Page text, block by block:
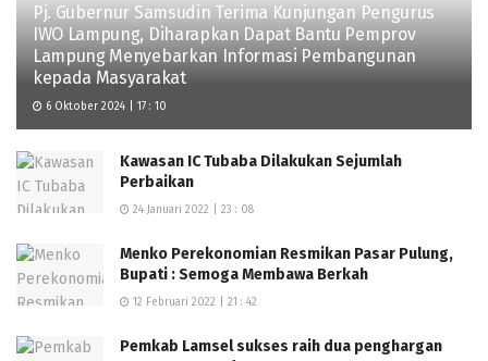
Pj. Gubernur Samsudin Terima Kunjungan Pengurus
IWO Lampung, Diharapkan Dapat Bantu Pemprov
Lampung Menyebarkan Informasi Pembangunan
kepada Masyarakat
6 Oktober 2024 | 17 : 10
Kawasan IC Tubaba Dilakukan Sejumlah
Perbaikan
24 Januari 2022 | 23 : 08
Menko Perekonomian Resmikan Pasar Pulung,
Bupati : Semoga Membawa Berkah
12 Februari 2022 | 21 : 42
Pemkab Lamsel sukses raih dua penghargan